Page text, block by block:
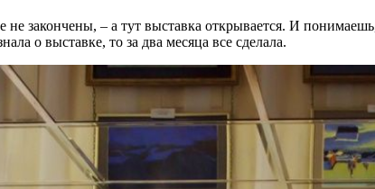
закончены, – а тут выставка открывается. И
о выставке, то за два месяца все сделала.